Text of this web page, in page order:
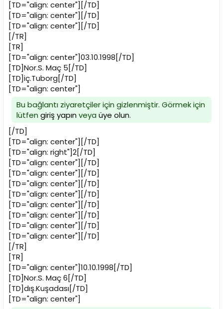
[TD="align: center"][/TD]
[TD="align: center"][/TD]
[TD="align: center"][/TD]
[/TR]
[TR]
[TD="align: center"]03.10.1998[/TD]
[TD]Nor.S. Maç 5[/TD]
[TD]iç.Tuborg[/TD]
[TD="align: center"]
Bu bağlantı ziyaretçiler için gizlenmiştir. Görmek için
lütfen giriş yapınveya üye olun.
[/TD]
[TD="align: center"][/TD]
[TD="align: right"]2[/TD]
[TD="align: center"][/TD]
[TD="align: center"][/TD]
[TD="align: center"][/TD]
[TD="align: center"][/TD]
[TD="align: center"][/TD]
[TD="align: center"][/TD]
[TD="align: center"][/TD]
[TD="align: center"][/TD]
[/TR]
[TR]
[TD="align: center"]10.10.1998[/TD]
[TD]Nor.S. Maç 6[/TD]
[TD]dış.Kuşadası[/TD]
[TD="align: center"]